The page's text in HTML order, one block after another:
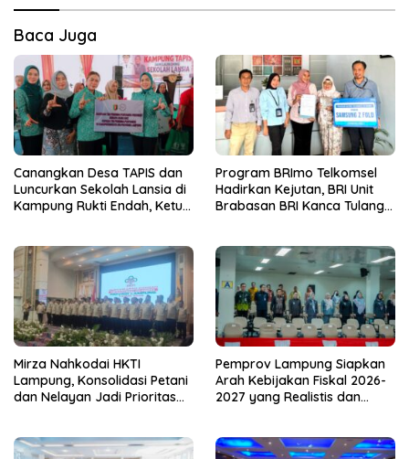
Baca Juga
Canangkan Desa TAPIS dan
Luncurkan Sekolah Lansia di
Kampung Rukti Endah, Ketua
dari Desa
Program BRImo Telkomsel
Hadirkan Kejutan, BRI Unit
Brabasan BRI Kanca Tulang
Mesuji
Mirza Nahkodai HKTI
Lampung, Konsolidasi Petani
dan Nelayan Jadi Prioritas
Pemprov Lampung Siapkan
Arah Kebijakan Fiskal 2026-
2027 yang Realistis dan